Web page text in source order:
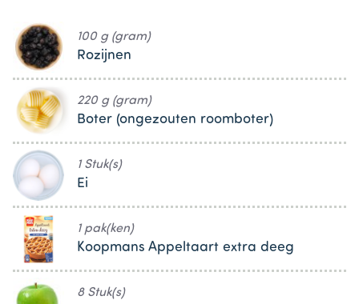
100 g (gram)
Rozijnen
220 g (gram)
Boter (ongezouten roomboter)
1 Stuk(s)
Ei
1 pak(ken)
Koopmans Appeltaart extra deeg
8 Stuk(s)